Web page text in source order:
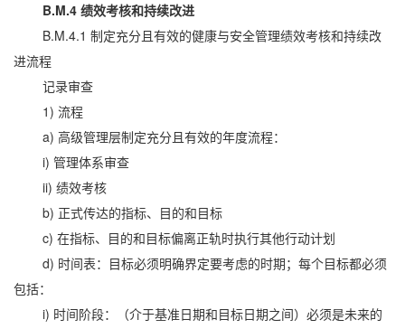
B.M.4 绩效考核和持续改进
B.M.4.1 制定充分且有效的健康与安全管理绩效考核和持续改
进流程
记录审查
1) 流程
a) 高级管理层制定充分且有效的年度流程：
i) 管理体系审查
ii) 绩效考核
b) 正式传达的指标、目的和目标
c) 在指标、目的和目标偏离正轨时执行其他行动计划
d) 时间表：目标必须明确界定要考虑的时期；每个目标都必须
包括：
i) 时间阶段：（介于基准日期和目标日期之间）必须是未来的